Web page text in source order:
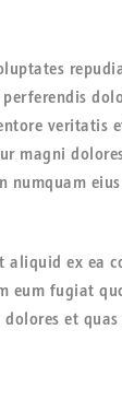
veritatis
magni
ex ea
fugiat
et